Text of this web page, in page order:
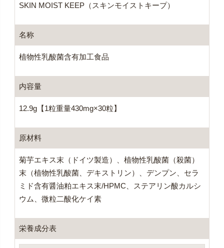
SKIN MOIST KEEP（スキンモイストキープ）
名称
植物性乳酸菌含有加工食品
内容量
12.9g【1粒重量430mg×30粒】
原材料
菊芋エキス末（ドイツ製造）、植物性乳酸菌（殺菌）
末（植物性乳酸菌、デキストリン）、デンプン、セラ
ミド含有醤油粕エキス末/HPMC、ステアリン酸カルシ
ウム、微粒二酸化ケイ素
栄養成分表